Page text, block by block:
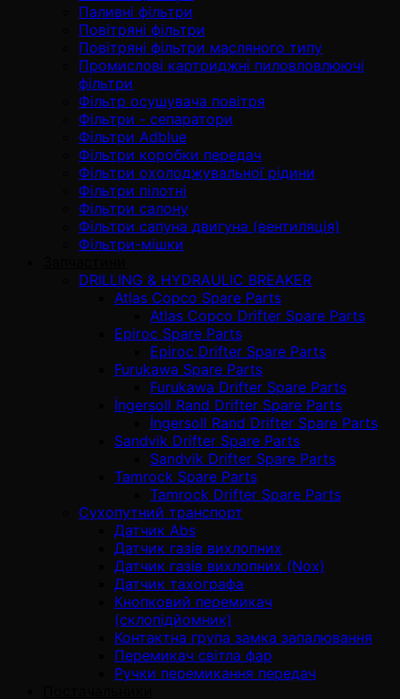
Паливні фільтри
Повітряні фільтри
Повітряні фільтри масляного типу
Промислові картриджні пиловловлюючі
фільтри
Фільтр осушувача повітря
Фільтри - сепаратори
Фільтри Adblue
Фільтри коробки передач
Фільтри охолоджувальної рідини
Фільтри пілотні
Фільтри салону
Фільтри сапуна двигуна (вентиляція)
Фільтри-мішки
DRILLING & HYDRAULIC BREAKER
Atlas Copco Spare Parts
Atlas Copco Drifter Spare Parts
Epiroc Spare Parts
Epiroc Drifter Spare Parts
Furukawa Spare Parts
Furukawa Drifter Spare Parts
İngersoll Rand Drifter Spare Parts
İngersoll Rand Drifter Spare Parts
Sandvik Drifter Spare Parts
Sandvik Drifter Spare Parts
Tamrock Spare Parts
Tamrock Drifter Spare Parts
Сухопутний транспорт
Датчик Abs
Датчик газів вихлопних
Датчик газів вихлопних (Nox)
Датчик тахографа
Кнопковий перемикач
(склопідйомник)
Контактна група замка запалювання
Перемикач світла фар
Ручки перемикання передач